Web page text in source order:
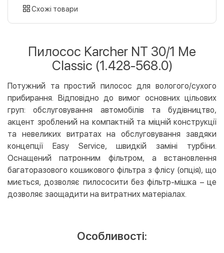
картою
LiqPay
Apple Pay
Google Pay
Безготівковий розрахунок
Оплата на карту юр.особи
Оплата на рахунок юр.особи
Безкоштовно
Кредит
Миттєва розстрочка (Приватбанк)
Оплата частинами (Приватбанк)
Покупка частинами (Монобанк)
Схожі товари
Пилосос Karcher NT 30/1 Me
Classic (1.428-568.0)
Потужний та простий пилосос для вологого/сухого
прибирання. Відповідно до вимог основних цільових
груп: обслуговування автомобілів та будівництво,
акцент зроблений на компактній та міцній конструкції
та невеликих витратах на обслуговування завдяки
концепції Easy Service, швидкій заміні турбіни.
Оснащений патронним фільтром, а встановлення
багаторазового кошикового фільтра з флісу (опція), що
миється, дозволяє пилососити без фільтр-мішка – це
дозволяє заощадити на витратних матеріалах.
Особливості: